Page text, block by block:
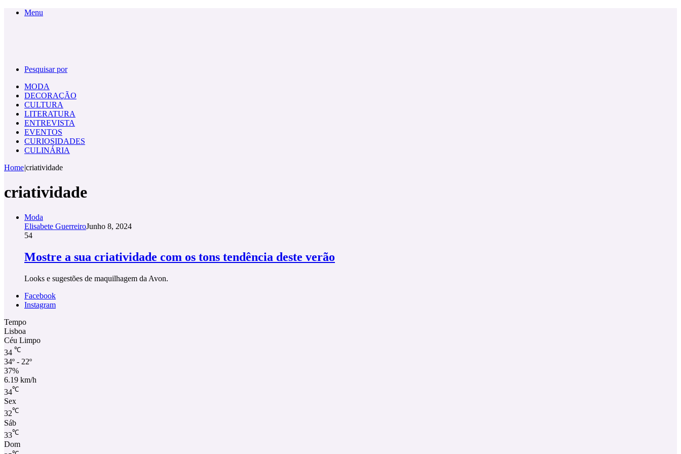
Menu
Pesquisar por
MODA
DECORAÇÃO
CULTURA
LITERATURA
ENTREVISTA
EVENTOS
CURIOSIDADES
CULINÁRIA
Home|criatividade
criatividade
Moda
Elisabete GuerreiroJunho 8, 2024
54
Mostre a sua criatividade com os tons tendência deste verão
Looks e sugestões de maquilhagem da Avon.
Facebook
Instagram
Tempo
Lisboa
Céu Limpo
34 ℃
34º - 22º
37%
6.19 km/h
34℃
Sex
32℃
Sáb
33℃
Dom